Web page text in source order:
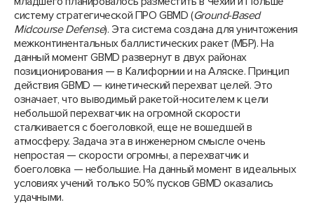
систему стратегической ПРО GBMD (Ground-Based
Midcourse Defense). Эта система создана для уничтожения
межконтинентальных баллистических ракет (МБР). На
данный момент GBMD развернут в двух районах
позиционирования — в Калифорнии и на Аляске. Принцип
действия GBMD — кинетический перехват целей. Это
означает, что выводимый ракетой-носителем к цели
небольшой перехватчик на огромной скорости
сталкивается с боеголовкой, еще не вошедшей в
атмосферу. Задача эта в инженерном смысле очень
непростая — скорости огромны, а перехватчик и
боеголовка — небольшие. На данный момент в идеальных
условиях учений только 50% пусков GBMD оказались
удачными.